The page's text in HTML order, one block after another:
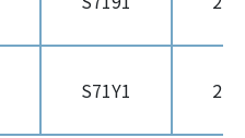
S71Y1